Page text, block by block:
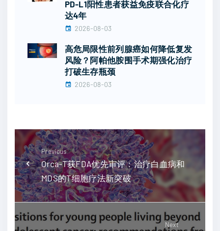
PD-L1阳性患者获益免疫联合化疗
达4年
2026-08-03
高危局限性前列腺癌如何降低复发
风险？阿帕他胺围手术期强化治疗
打破生存瓶颈
2026-08-03
Previous
Orca-T获FDA优先审评：治疗白血病和
MDS的T细胞疗法新突破
Next